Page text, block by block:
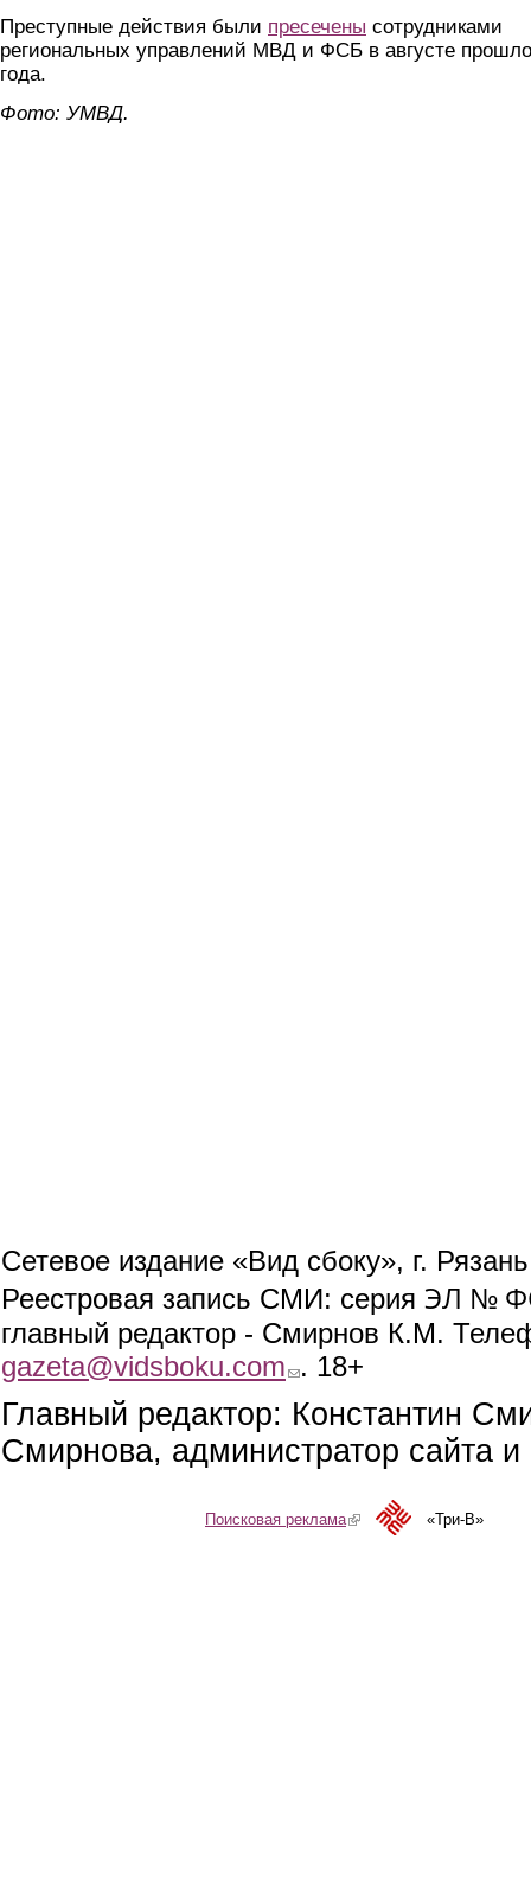
Преступные действия были пресечены сотрудниками
региональных управлений МВД и ФСБ в августе
года.
Фото: УМВД.
Сетевое издание «Вид сбоку», г.
Реестровая запись СМИ: серия ЭЛ №
главный редактор - Смирнов К.М.
gazeta@vidsboku.com (link sends e-mail)
. 18+
Главный редактор: Константин
Смирнова, администратор сайта
Поисковая реклама(link is external)«Три-В»